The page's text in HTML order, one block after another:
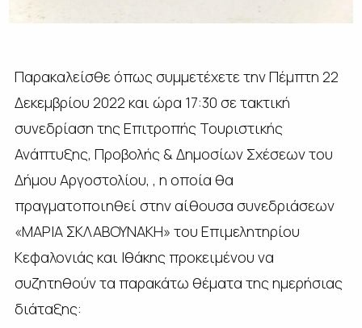
Παρακαλείσθε όπως συμμετέχετε την Πέμπτη 22
Δεκεμβρίου 2022 και ώρα 17:30 σε τακτική
συνεδρίαση της Επιτροπής Τουριστικής
Ανάπτυξης, Προβολής & Δημοσίων Σχέσεων του
Δήμου Αργοστολίου, , η οποία θα
πραγματοποιηθεί στην αίθουσα συνεδριάσεων
«ΜΑΡΙΑ ΣΚΛΑΒΟΥΝΑΚΗ» του Επιμελητηρίου
Κεφαλονιάς και Ιθάκης προκειμένου να
συζητηθούν τα παρακάτω θέματα της ημερήσιας
διάταξης: